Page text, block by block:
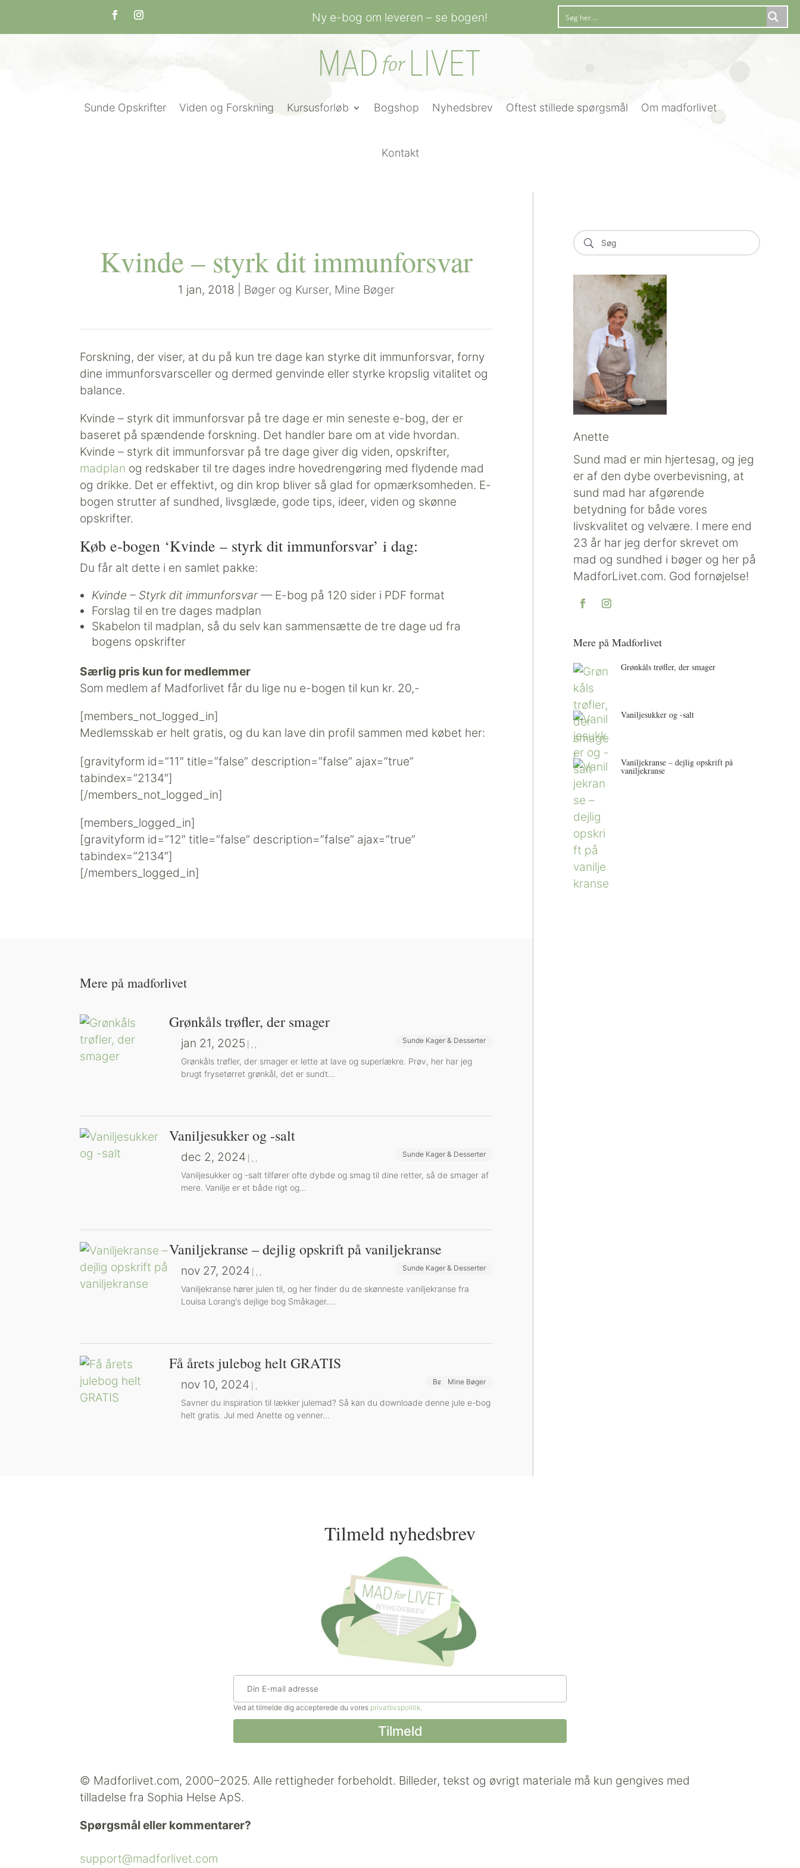
Ny e-bog om leveren – se bogen!
Sunde Opskrifter Viden og Forskning Kursusforløb Bogshop Nyhedsbrev Oftest stillede spørgsmål Om madforlivet
Kontakt
Kvinde – styrk dit immunforsvar
1 jan, 2018 Bøger og Kurser, Mine Bøger
Forskning, der viser, at du på kun tre dage kan styrke dit immunforsvar, forny
dine immunforsvarsceller og dermed genvinde eller styrke kropslig vitalitet og
balance.
Kvinde – styrk dit immunforsvar på tre dage er min seneste e-bog, der er
baseret på spændende forskning. Det handler bare om at vide hvordan.
Kvinde – styrk dit immunforsvar på tre dage giver dig viden, opskrifter,
madplan og redskaber til tre dages indre hovedrengøring med flydende mad
og drikke. Det er effektivt, og din krop bliver så glad for opmærksomheden. E-
bogen strutter af sundhed, livsglæde, gode tips, ideer, viden og skønne
opskrifter.
Køb e-bogen ‘Kvinde – styrk dit immunforsvar’ i dag:
Du får alt dette i en samlet pakke:
Kvinde – Styrk dit immunforsvar— E-bog på 120 sider i PDF format
Forslag til en tre dages madplan
Skabelon til madplan, så du selv kan sammensætte de tre dage ud fra
bogens opskrifter
Særlig pris kun for medlemmer
Som medlem af Madforlivet får du lige nu e-bogen til kun kr. 20,-
[members_not_logged_in]
Medlemsskab er helt gratis, og du kan lave din profil sammen med købet her:
[gravityform id=”11″ title=”false” description=”false” ajax=”true”
tabindex=”2134″]
[/members_not_logged_in]
[members_logged_in]
[gravityform id=”12″ title=”false” description=”false” ajax=”true”
tabindex=”2134″]
[/members_logged_in]
Anette
Sund mad er min hjertesag, og jeg
er af den dybe overbevisning, at
sund mad har afgørende
betydning for både vores
livskvalitet og velvære. I mere end
23 år har jeg derfor skrevet om
mad og sundhed i bøger og her på
MadforLivet.com. God fornøjelse!
Mere på Madforlivet
Grønkåls trøfler, der smager
Vaniljesukker og -salt
Vaniljekranse – dejlig opskrift på
vaniljekranse
Mere på madforlivet
Grønkåls trøfler, der smager
jan 21, 2025 Bog-omtaler
Bøger og Kurser
Sunde Kager & Desserter
Grønkåls trøfler, der smager er lette at lave og superlækre. Prøv, her har jeg
brugt frysetørret grønkål, det er sundt...
Vaniljesukker og -salt
dec 2, 2024 Bog-omtaler
Bøger og Kurser
Sunde Kager & Desserter
Vaniljesukker og -salt tilfører ofte dybde og smag til dine retter, så de smager af
mere. Vanilje er et både rigt og...
Vaniljekranse – dejlig opskrift på vaniljekranse
nov 27, 2024 Bog-omtaler
Bøger og Kurser
Sunde Kager & Desserter
Vaniljekranse hører julen til, og her finder du de skønneste vaniljekranse fra
Louisa Lorang's dejlige bog Småkager....
Få årets julebog helt GRATIS
nov 10, 2024 Bøger og Kurser
Mine Bøger
Savner du inspiration til lækker julemad? Så kan du downloade denne jule e-bog
helt gratis. Jul med Anette og venner...
Tilmeld nyhedsbrev
Ved at tilmelde dig accepterede du vores privatlivspolitik.
© Madforlivet.com, 2000–2025. Alle rettigheder forbeholdt. Billeder, tekst og øvrigt materiale må kun gengives med
tilladelse fra Sophia Helse ApS.
Spørgsmål eller kommentarer?
support@madforlivet.com